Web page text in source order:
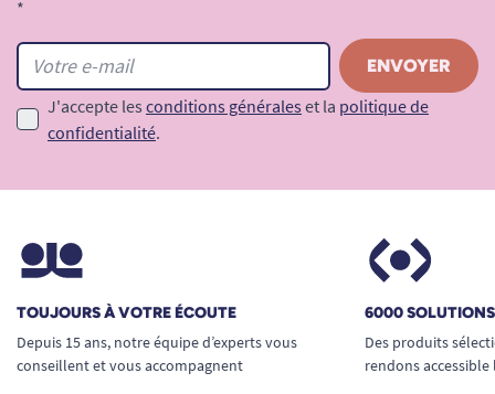
*
J'accepte les conditions générales et la politique de
confidentialité.
TOUJOURS À VOTRE ÉCOUTE
Depuis 15 ans, notre équipe d’experts vous
conseillent et vous accompagnent
6000
Des produits
rendons